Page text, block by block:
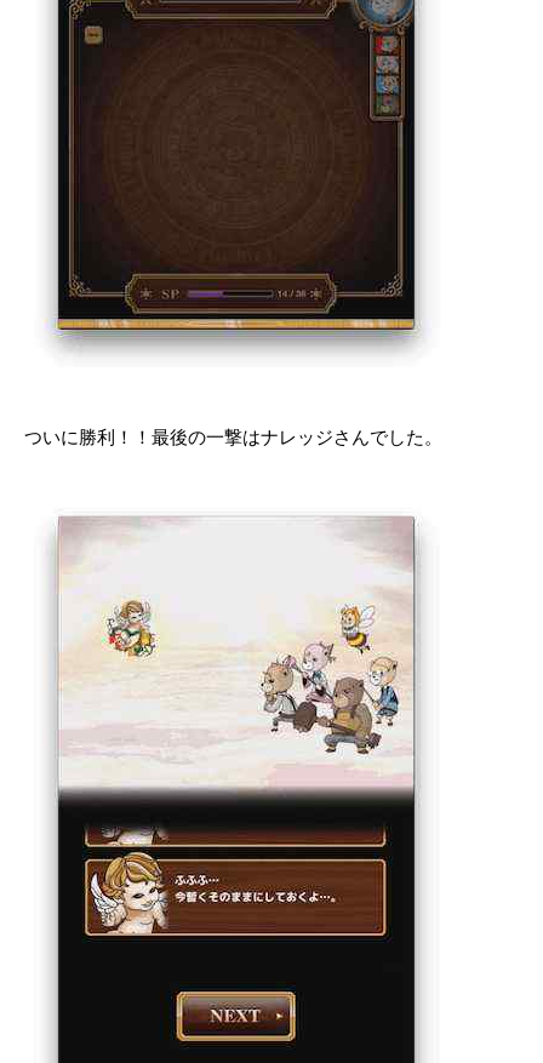
ついに勝利！！最後の一撃はナレッジさんでした。